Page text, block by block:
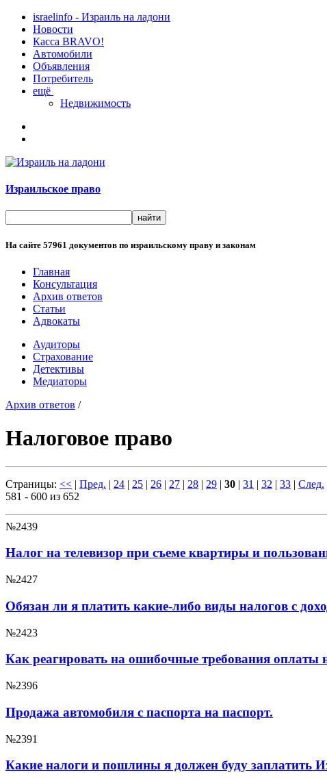
israelinfo - Израиль на ладони
Новости
Касса BRAVO!
Автомобили
Объявления
Потребитель
ещё
Недвижимость
Израильское право
На сайте 57961 документов по израильскому праву и законам
Главная
Консультация
Архив ответов
Статьи
Адвокаты
Аудиторы
Страхование
Детективы
Медиаторы
Архив ответов /
Налоговое право
Страницы: << | Пред. | 24 | 25 | 26 | 27 | 28 | 29 | 30 | 31 | 32 | 33 | След.
581 - 600 из 652
№2439
Налог на телевизор при съеме квартиры и
№2427
Обязан ли я платить какие-либо виды налогов с
№2423
Как реагировать на ошибочные требования оплаты
№2396
Продажа автомобиля с паспорта на паспорт.
№2391
Какие налоги и пошлины я должен буду заплатить